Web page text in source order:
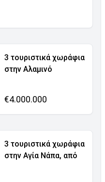
3 τουριστικά χωράφια
στην Αλαμινό
€4.000.000
3 τουριστικά χωράφια
στην Αγία Νάπα, από